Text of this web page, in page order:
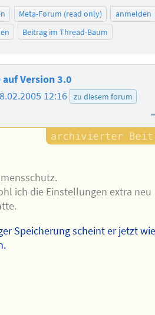
Meta-Forum (read only)
anmelden
Beitrag im Thread-Baum
Version 3.0
12:16 zu diesem forum
ich die Einstellungen extra neu
Speicherung scheint er jetzt